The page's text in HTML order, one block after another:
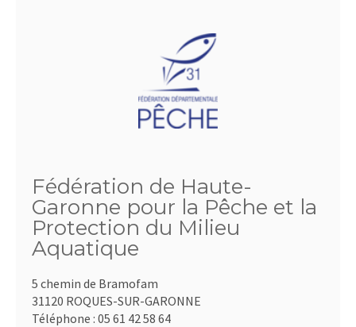
Fédération de Haute-
Garonne pour la Pêche et la
Protection du Milieu
Aquatique
5 chemin de Bramofam
31120 ROQUES-SUR-GARONNE
Téléphone : 05 61 42 58 64